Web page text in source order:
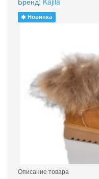
Новинка
Описание товара